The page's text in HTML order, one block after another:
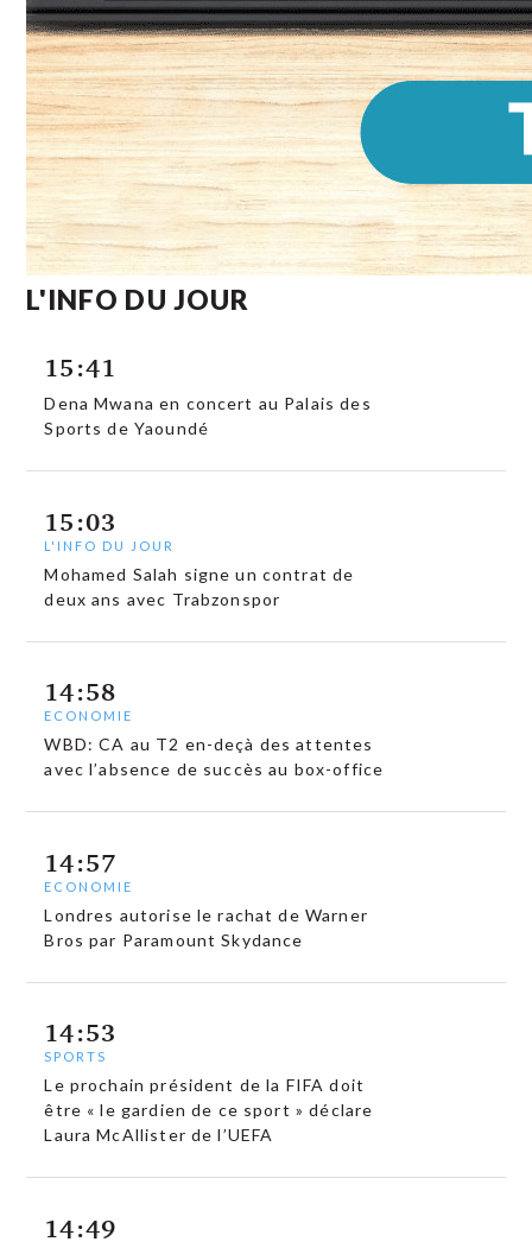
L'INFO DU JOUR
15:41
Dena Mwana en concert au Palais des
Sports de Yaoundé
15:03
L'INFO DU JOUR
Mohamed Salah signe un contrat de
deux ans avec Trabzonspor
14:58
ECONOMIE
WBD: CA au T2 en-deçà des attentes
avec l’absence de succès au box-office
14:57
ECONOMIE
Londres autorise le rachat de Warner
Bros par Paramount Skydance
14:53
SPORTS
Le prochain président de la FIFA doit
être « le gardien de ce sport » déclare
Laura McAllister de l’UEFA
14:49